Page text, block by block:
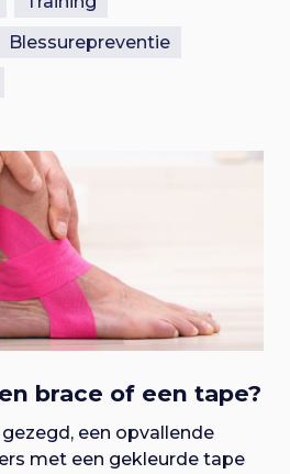
Blessurepreventie
brace of een tape?
een opvallende
met een gekleurde tape